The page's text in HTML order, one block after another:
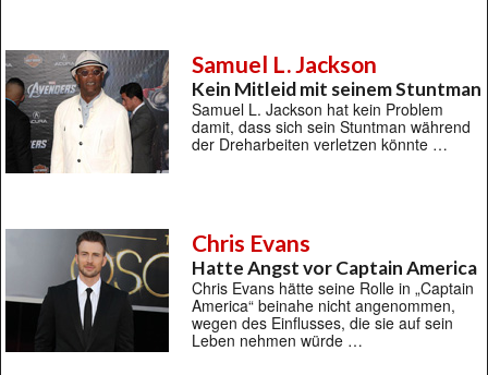
Samuel L. Jackson
Kein Mitleid mit seinem Stuntman
Samuel L. Jackson hat kein Problem
damit, dass sich sein Stuntman während
der Dreharbeiten verletzen könnte …
Chris Evans
Hatte Angst vor Captain America
Chris Evans hätte seine Rolle in „Captain
America“ beinahe nicht angenommen,
wegen des Einflusses, die sie auf sein
Leben nehmen würde …